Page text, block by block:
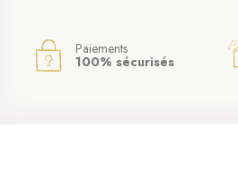
Paiements
100% sécurisés